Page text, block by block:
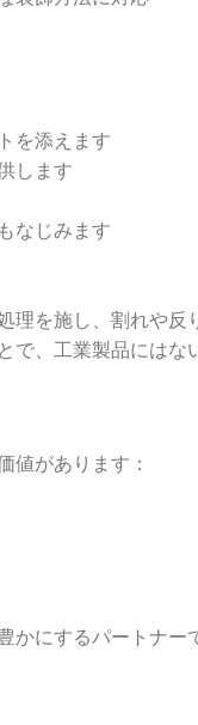
を添えます
します
なじみます
を施し、割れや
、工業製品にはな
値があります：
にするパートナ